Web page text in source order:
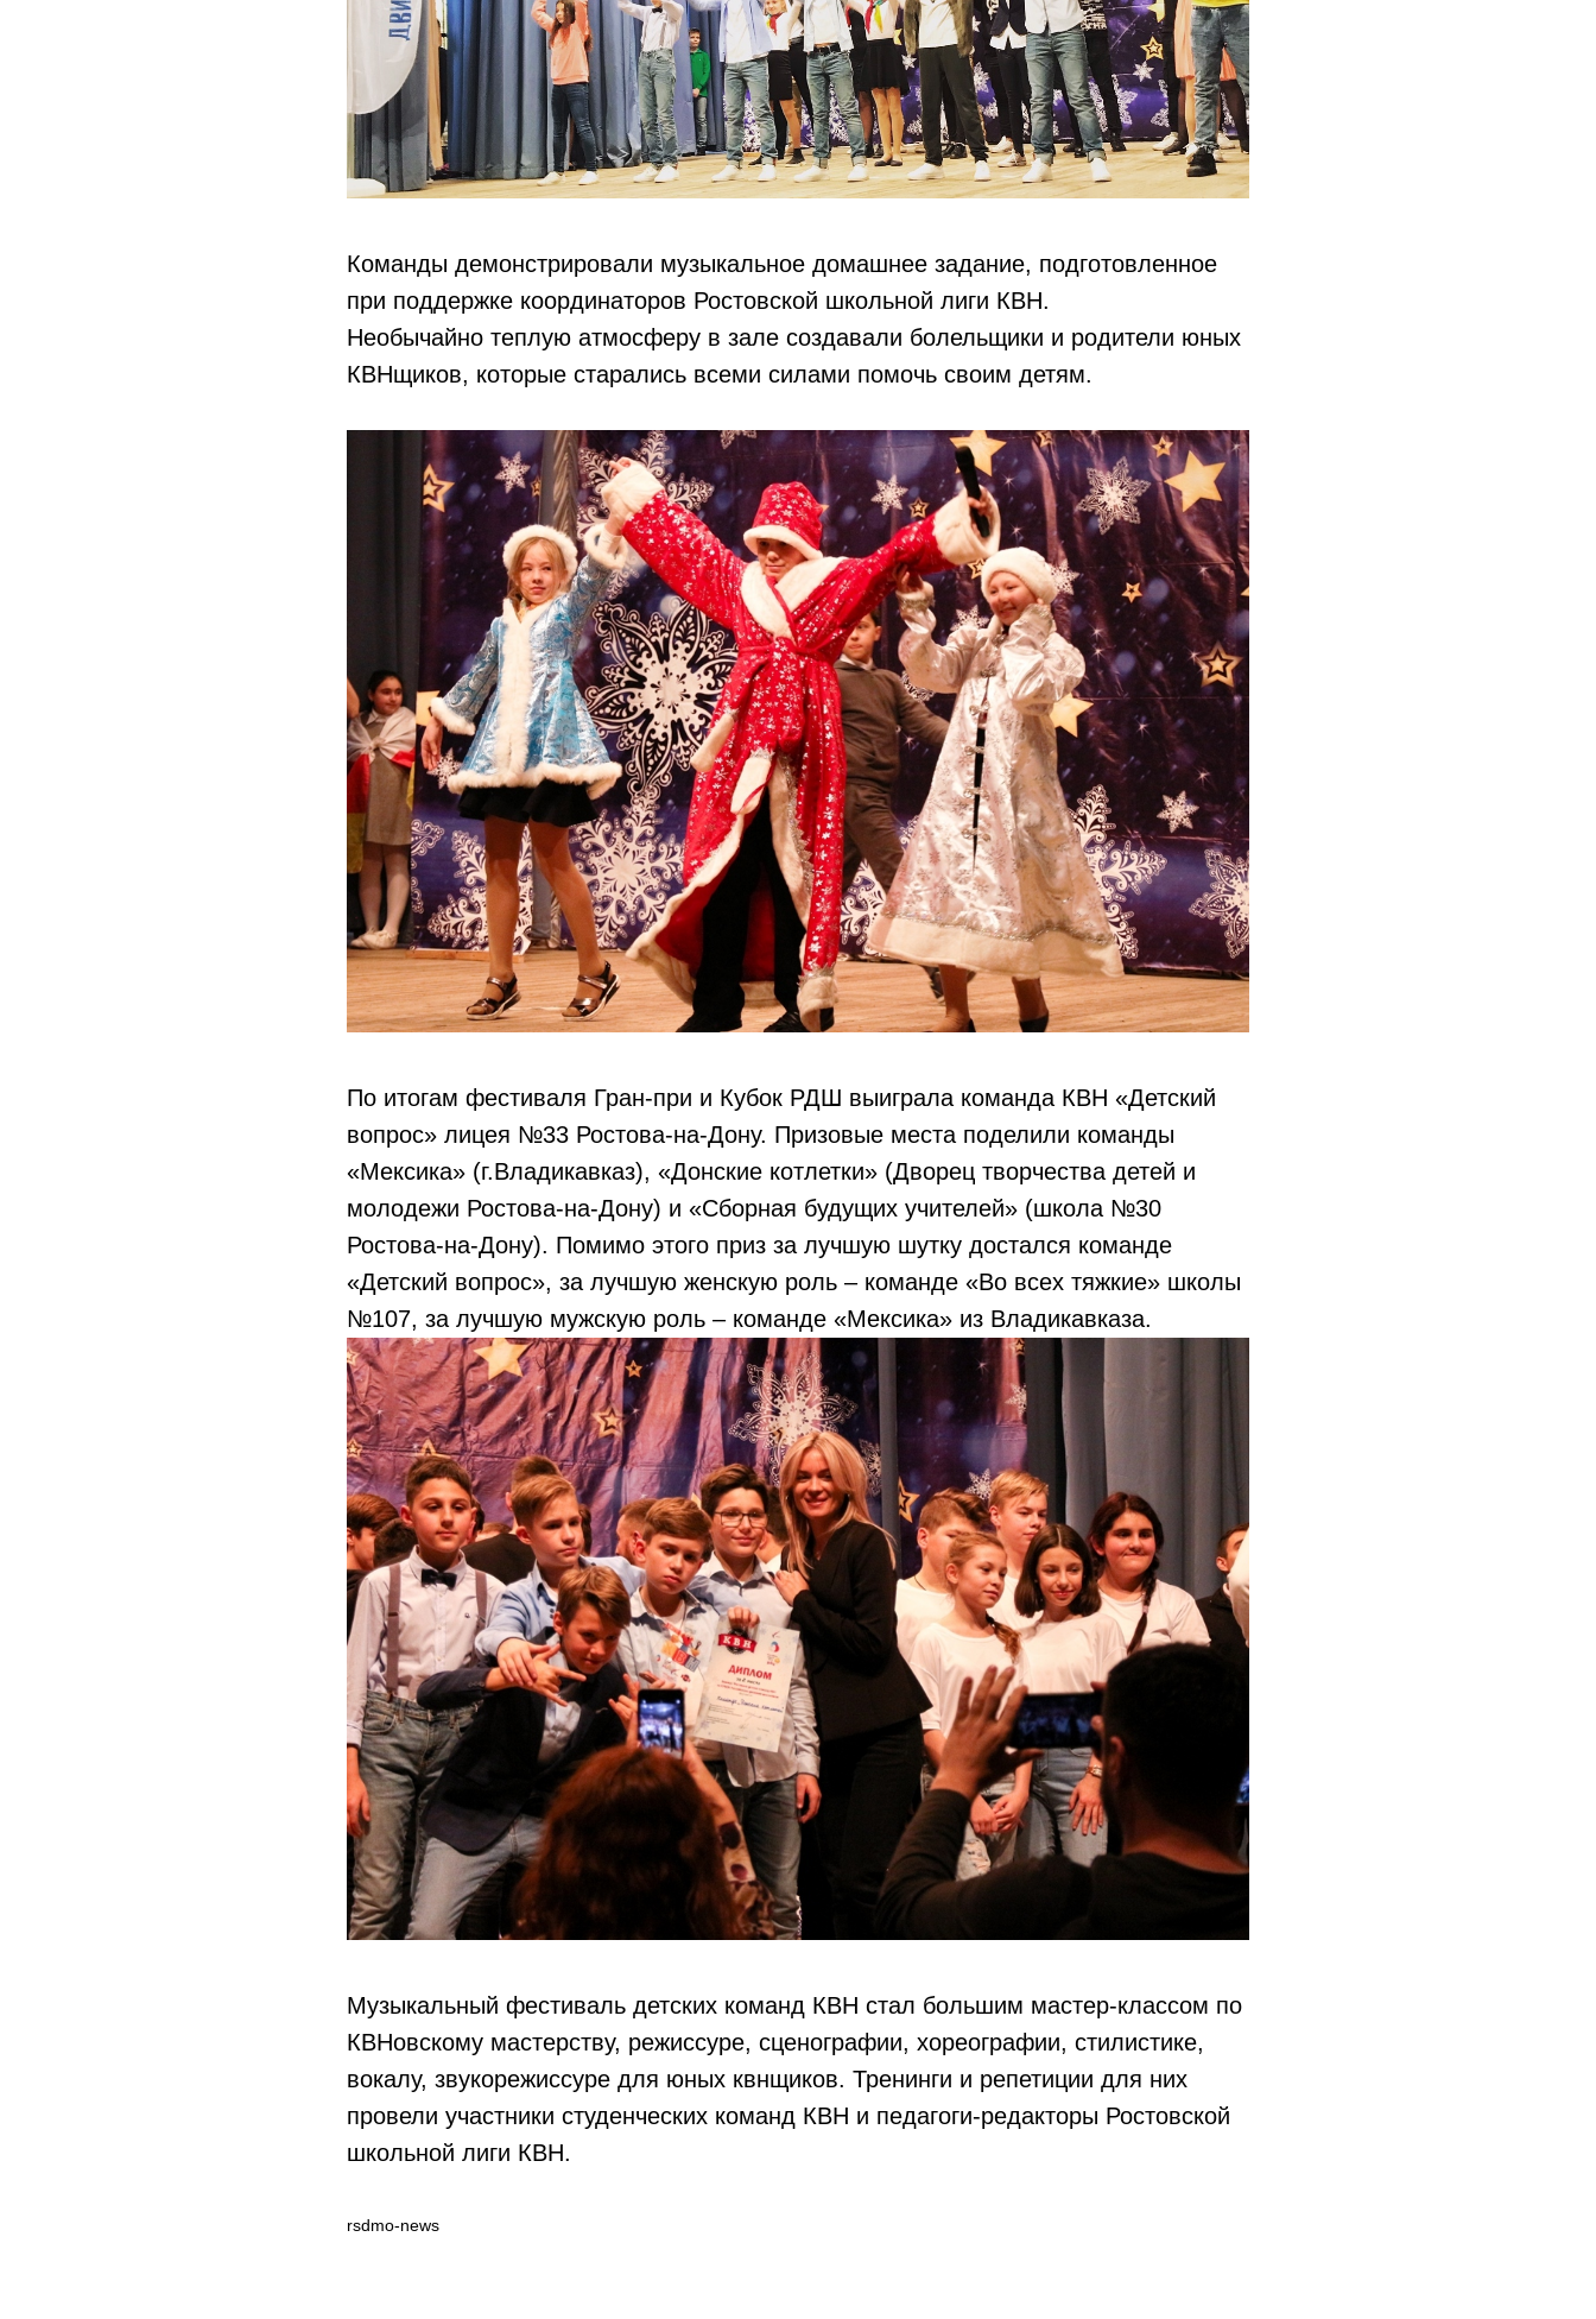
Команды демонстрировали музыкальное домашнее задание, подготовленное
при поддержке координаторов Ростовской школьной лиги КВН.
Необычайно теплую атмосферу в зале создавали болельщики и родители юных
КВНщиков, которые старались всеми силами помочь своим детям.
По итогам фестиваля Гран-при и Кубок РДШ выиграла команда КВН «Детский
вопрос» лицея №33 Ростова-на-Дону. Призовые места поделили команды
«Мексика» (г.Владикавказ), «Донские котлетки» (Дворец творчества детей и
молодежи Ростова-на-Дону) и «Сборная будущих учителей» (школа №30
Ростова-на-Дону). Помимо этого приз за лучшую шутку достался команде
«Детский вопрос», за лучшую женскую роль – команде «Во всех тяжкие» школы
№107, за лучшую мужскую роль – команде «Мексика» из Владикавказа.
Музыкальный фестиваль детских команд КВН стал большим мастер-классом по
КВНовскому мастерству, режиссуре, сценографии, хореографии, стилистике,
вокалу, звукорежиссуре для юных квнщиков. Тренинги и репетиции для них
провели участники студенческих команд КВН и педагоги-редакторы Ростовской
школьной лиги КВН.
rsdmo-news